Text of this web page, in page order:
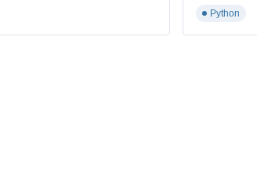
"前缀，实现了对特殊SVG图像的精准排
Python